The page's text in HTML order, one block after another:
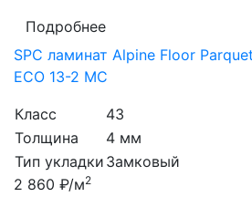
Подробнее
SPC ламинат Alpine Floor
ЕСО 13-2 MC
Класс
43
Толщина
4 мм
Тип укладки Замковый
2 860 ₽/м2